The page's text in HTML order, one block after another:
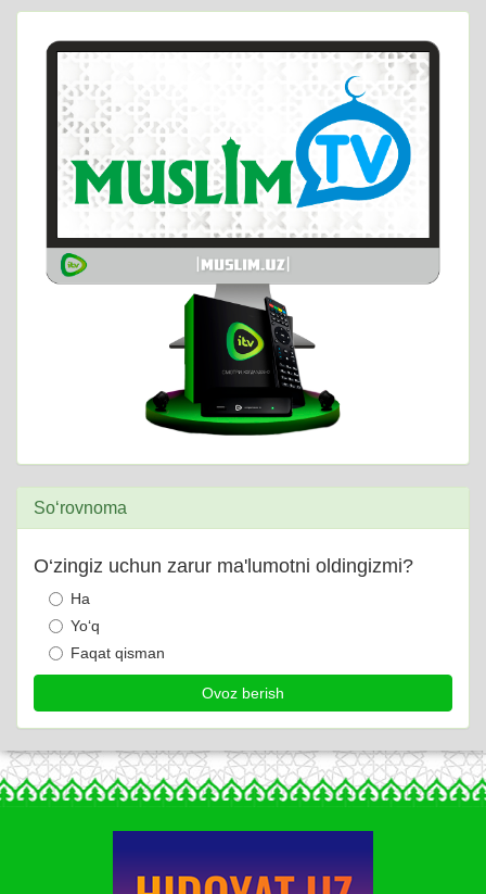
So‘rovnoma
O‘zingiz uchun zarur ma'lumotni oldingizmi?
Ha
Yo‘q
Faqat qisman